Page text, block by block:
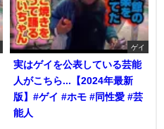
ゲイ
実はゲイを公表している芸能
人がこちら...【2024年最新
版】#ゲイ #ホモ #同性愛 #芸
能人